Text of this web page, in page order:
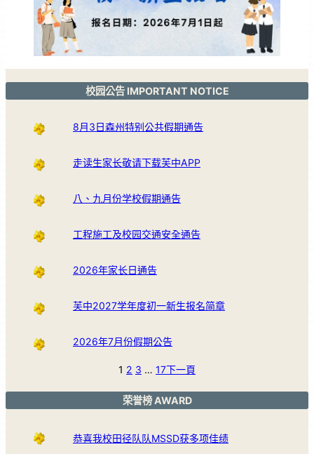
校园公告 IMPORTANT NOTICE
8月3日森州特别公共假期通告
走读生家长敬请下载芙中APP
八、九月份学校假期通告
工程施工及校园交通安全通告
2026年家长日通告
芙中2027学年度初一新生报名简章
2026年7月份假期公告
1 2 3 … 17下一頁
荣誉榜 AWARD
恭喜我校田径队队MSSD获多项佳绩